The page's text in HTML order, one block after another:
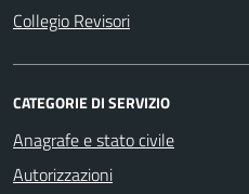
Collegio Revisori
CATEGORIE DI SERVIZIO
Anagrafe e stato civile
Autorizzazioni